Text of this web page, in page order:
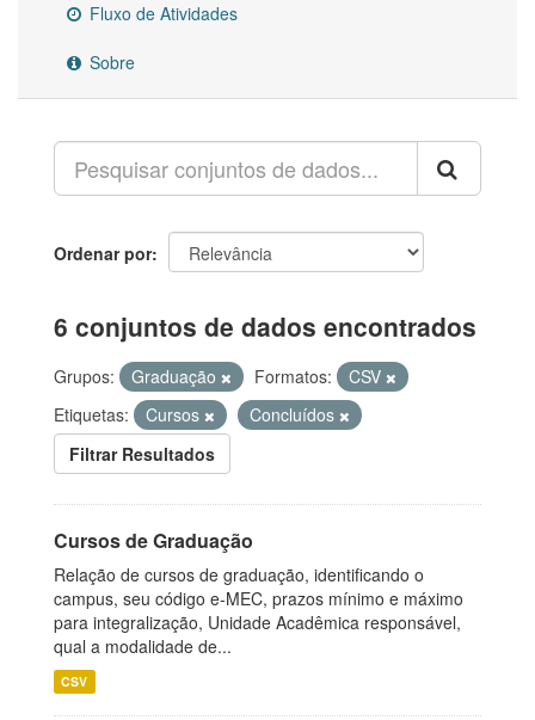
Fluxo de Atividades
Sobre
Ordenar por
6 conjuntos de dados encontrados
Grupos: Graduação Formatos:
CSV
Etiquetas:
Cursos
Concluídos
Filtrar Resultados
Cursos de Graduação
Relação de cursos de graduação, identificando o
campus, seu código e-MEC, prazos mínimo e máximo
para integralização, Unidade Acadêmica responsável,
qual a modalidade de...
CSV